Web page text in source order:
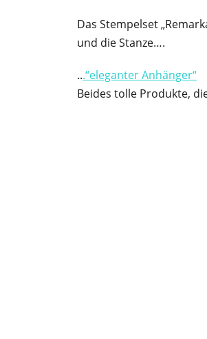
Das Stempelset
und die Stanze….
...“eleganter Anhänger“
Beides tolle Produkte,